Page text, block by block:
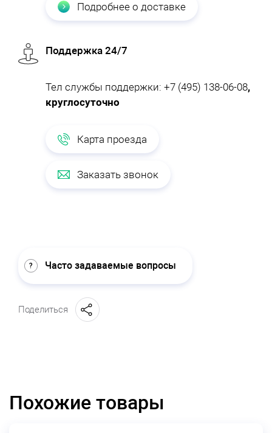
Подробнее о доставке
Поддержка 24/7
Тел службы поддержки: +7 (495) 138-06-08,
круглосуточно
Карта проезда
Заказать звонок
Часто задаваемые вопросы
Поделиться
Похожие товары